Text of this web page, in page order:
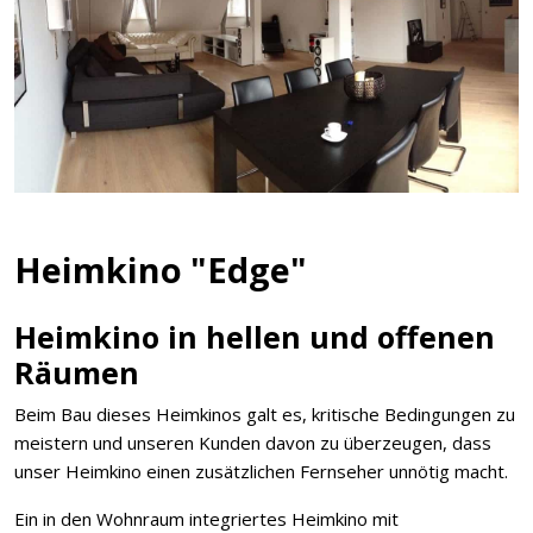
Heimkino "Edge"
Heimkino in hellen und offenen
Räumen
Beim Bau dieses Heimkinos galt es, kritische Bedingungen zu
meistern und unseren Kunden davon zu überzeugen, dass
unser Heimkino einen zusätzlichen Fernseher unnötig macht.
Ein in den Wohnraum integriertes Heimkino mit